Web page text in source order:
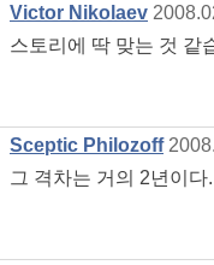
Victor Nikolaev
스토리에 딱 맞는 것 같
Sceptic Philozoff
그 격차는 거의 2년이